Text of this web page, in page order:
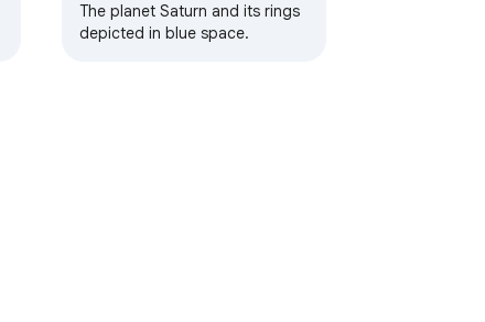
The planet Saturn and its rings
depicted in blue space.